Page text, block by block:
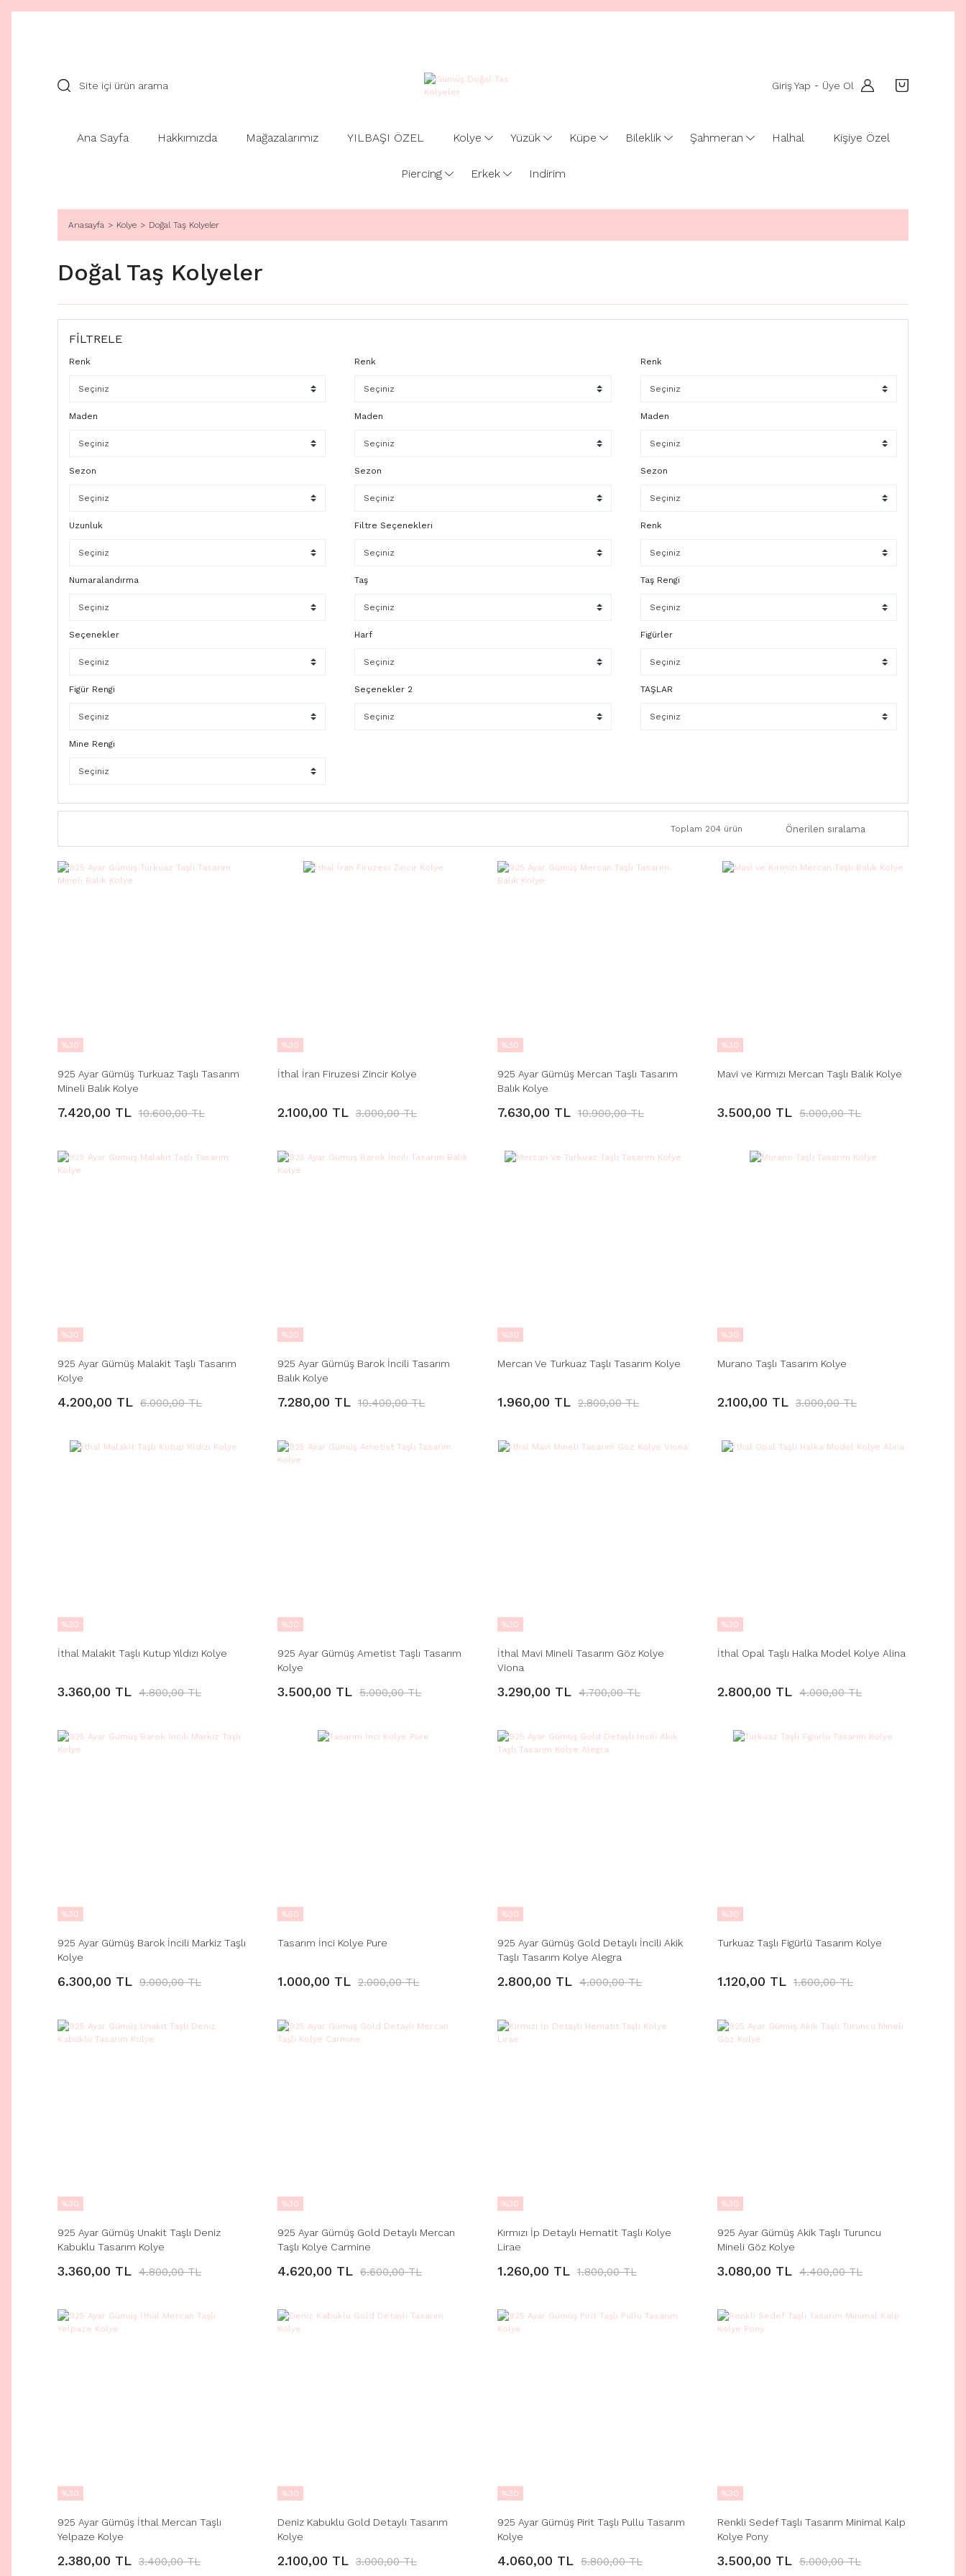
Giriş Yap - Üye Ol
Ana Sayfa Hakkımızda Mağazalarımız YILBAŞI ÖZEL Kolye Yüzük Küpe Bileklik Şahmeran Halhal Kişiye Özel
Piercing Erkek Indirim
Anasayfa Kolye Doğal Taş Kolyeler
Doğal Taş Kolyeler
FİLTRELE
Renk Renk Renk
Maden Maden Maden
Sezon Sezon Sezon
Uzunluk Filtre Seçenekleri Renk
Numaralandırma Taş Taş Rengi
Seçenekler Harf Figürler
Figür Rengi Seçenekler 2 TAŞLAR
Mine Rengi
Toplam 204 ürün
%30
925 Ayar Gümüş Turkuaz Taşlı Tasarım
Mineli Balık Kolye
7.420,00 TL 10.600,00 TL
%30
İthal İran Firuzesi Zincir Kolye
2.100,00 TL 3.000,00 TL
%30
925 Ayar Gümüş Mercan Taşlı Tasarım
Balık Kolye
7.630,00 TL 10.900,00 TL
%30
Mavi ve Kırmızı Mercan Taşlı Balık Kolye
3.500,00 TL 5.000,00 TL
%30
925 Ayar Gümüş Malakit Taşlı Tasarım
Kolye
4.200,00 TL 6.000,00 TL
%30
925 Ayar Gümüş Barok İncili Tasarım
Balık Kolye
7.280,00 TL 10.400,00 TL
%30
Mercan Ve Turkuaz Taşlı Tasarım Kolye
1.960,00 TL 2.800,00 TL
%30
Murano Taşlı Tasarım Kolye
2.100,00 TL 3.000,00 TL
%30
İthal Malakit Taşlı Kutup Yıldızı Kolye
3.360,00 TL 4.800,00 TL
%30
925 Ayar Gümüş Ametist Taşlı Tasarım
Kolye
3.500,00 TL 5.000,00 TL
%30
İthal Mavi Mineli Tasarım Göz Kolye
Viona
3.290,00 TL 4.700,00 TL
%30
İthal Opal Taşlı Halka Model Kolye Alina
2.800,00 TL 4.000,00 TL
%30
925 Ayar Gümüş Barok İncili Markiz Taşlı
Kolye
6.300,00 TL 9.000,00 TL
%50
Tasarım İnci Kolye Pure
1.000,00 TL 2.000,00 TL
%30
925 Ayar Gümüş Gold Detaylı İncili Akik
Taşlı Tasarım Kolye Alegra
2.800,00 TL 4.000,00 TL
%30
Turkuaz Taşlı Figürlü Tasarım Kolye
1.120,00 TL 1.600,00 TL
%30
925 Ayar Gümüş Unakit Taşlı Deniz
Kabuklu Tasarım Kolye
3.360,00 TL 4.800,00 TL
%30
925 Ayar Gümüş Gold Detaylı Mercan
Taşlı Kolye Carmine
4.620,00 TL 6.600,00 TL
%30
Kırmızı İp Detaylı Hematit Taşlı Kolye
Lirae
1.260,00 TL 1.800,00 TL
%30
925 Ayar Gümüş Akik Taşlı Turuncu
Mineli Göz Kolye
3.080,00 TL 4.400,00 TL
%30
925 Ayar Gümüş İthal Mercan Taşlı
Yelpaze Kolye
2.380,00 TL 3.400,00 TL
%30
Deniz Kabuklu Gold Detaylı Tasarım
Kolye
2.100,00 TL 3.000,00 TL
%30
925 Ayar Gümüş Pirit Taşlı Pullu Tasarım
Kolye
4.060,00 TL 5.800,00 TL
%30
Renkli Sedef Taşlı Tasarım Minimal Kalp
Kolye Pony
3.500,00 TL 5.000,00 TL